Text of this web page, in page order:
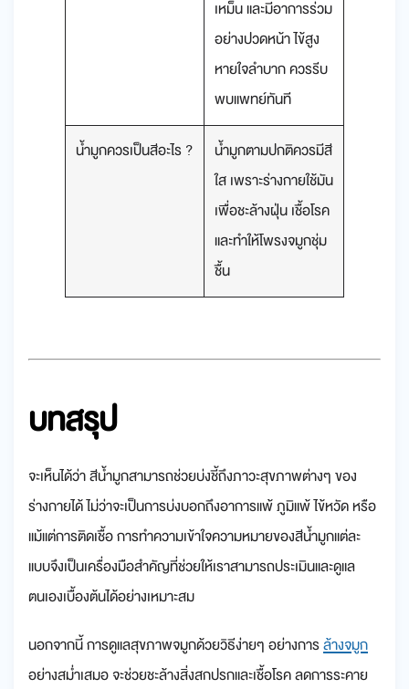
เหม็น และมีอาการร่วม
อย่างปวดหน้า ไข้สูง
หายใจลำบาก ควรรีบ
พบแพทย์ทันที
น้ํามูกควรเป็นสีอะไร ?
น้ำมูกตามปกติควรมีสี
ใส เพราะร่างกายใช้มัน
เพื่อชะล้างฝุ่น เชื้อโรค
และทำให้โพรงจมูกชุ่ม
ชื้น
บทสรุป
จะเห็นได้ว่า สีน้ำมูกสามารถช่วยบ่งชี้ถึงภาวะสุขภาพต่างๆ ของ
ร่างกายได้ ไม่ว่าจะเป็นการบ่งบอกถึงอาการแพ้ ภูมิแพ้ ไข้หวัด หรือ
แม้แต่การติดเชื้อ การทำความเข้าใจความหมายของสีน้ำมูกแต่ละ
แบบจึงเป็นเครื่องมือสำคัญที่ช่วยให้เราสามารถประเมินและดูแล
ตนเองเบื้องต้นได้อย่างเหมาะสม
นอกจากนี้ การดูแลสุขภาพจมูกด้วยวิธีง่ายๆ อย่างการล้างจมูก
อย่างสม่ำเสมอ จะช่วยชะล้างสิ่งสกปรกและเชื้อโรค ลดการระคาย